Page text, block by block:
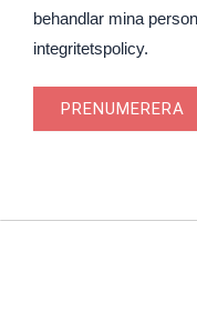
behandlar mina
integritetspolicy.
PRENUMERERA